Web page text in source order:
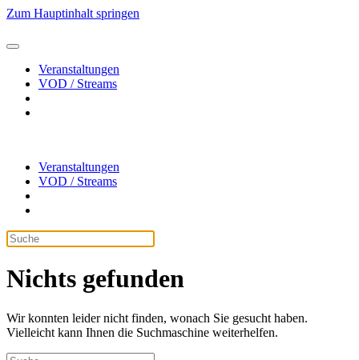
Zum Hauptinhalt springen
Veranstaltungen
VOD / Streams
Veranstaltungen
VOD / Streams
Nichts gefunden
Wir konnten leider nicht finden, wonach Sie gesucht haben.
Vielleicht kann Ihnen die Suchmaschine weiterhelfen.